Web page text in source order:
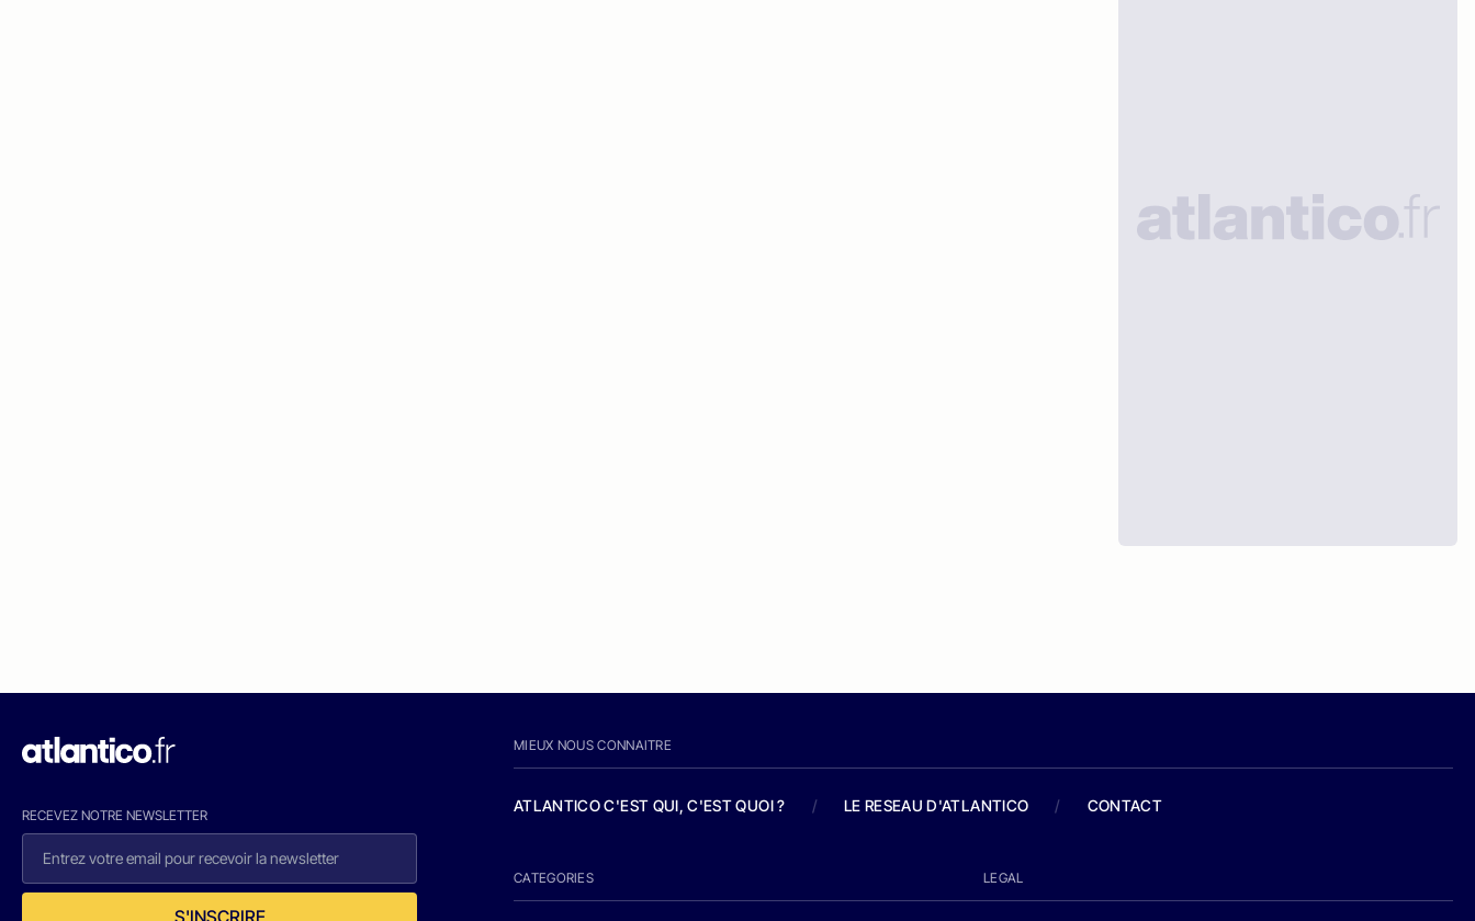
RECEVEZ NOTRE NEWSLETTER
S'INSCRIRE
MIEUX NOUS CONNAITRE
ATLANTICO C'EST QUI, C'EST QUOI ? / LE RESEAU D'ATLANTICO / CONTACT
CATEGORIES LEGAL